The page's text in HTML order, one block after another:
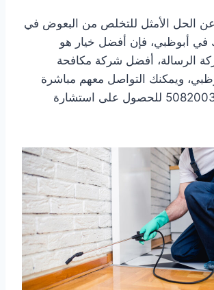
الحل الأمثل للتخلص من البعوض في
في أبوظبي، فإن أفضل خيار هو
الرسالة، أفضل شركة مكافحة
ويمكنك التواصل معهم مباشرة
على الرقم 508200399 للحصول على استشارة